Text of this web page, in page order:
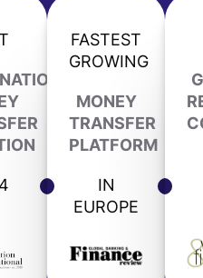
FASTEST
GROWING
MONEY
TRANSFER
PLATFORM
IN
EUROPE